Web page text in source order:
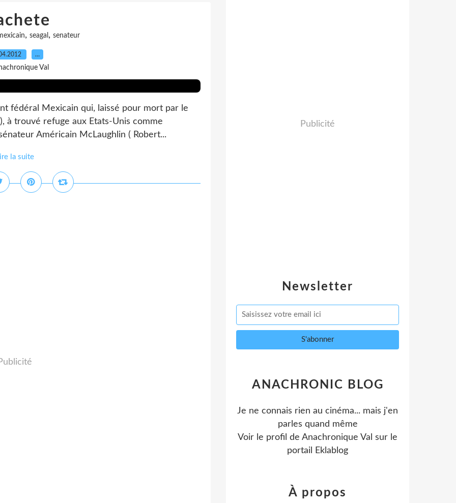
, seagal , senateur
…
Val
fédéral Mexicain qui, laissé pour mort par le
à trouvé refuge aux Etats-Unis comme
Américain McLaughlin ( Robert...
la suite
Newsletter
Publicité
ANACHRONIC BLOG
Je ne connais rien au cinéma... mais j'en
parles quand même
Voir le profil de Anachronique Val sur le
portail Eklablog
À propos